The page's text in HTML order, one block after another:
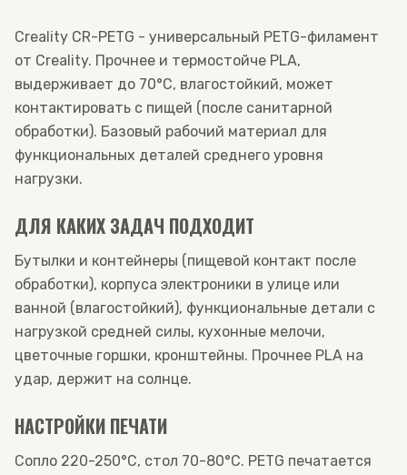
Creality CR-PETG - универсальный PETG-филамент
от Creality. Прочнее и термостойче PLA,
выдерживает до 70°C, влагостойкий, может
контактировать с пищей (после санитарной
обработки). Базовый рабочий материал для
функциональных деталей среднего уровня
нагрузки.
ДЛЯ КАКИХ ЗАДАЧ ПОДХОДИТ
Бутылки и контейнеры (пищевой контакт после
обработки), корпуса электроники в улице или
ванной (влагостойкий), функциональные детали с
нагрузкой средней силы, кухонные мелочи,
цветочные горшки, кронштейны. Прочнее PLA на
удар, держит на солнце.
НАСТРОЙКИ ПЕЧАТИ
Сопло 220-250°C, стол 70-80°C. PETG печатается